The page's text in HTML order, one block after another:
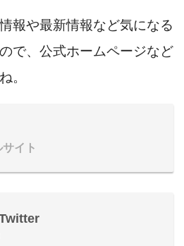
報や最新情報など気になる
で、公式ホームページなど
。
イト